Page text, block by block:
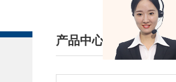
产品中心
/ PRODUCTS CENTER